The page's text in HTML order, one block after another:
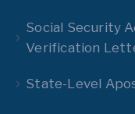
Social Security
Verification
State-Level